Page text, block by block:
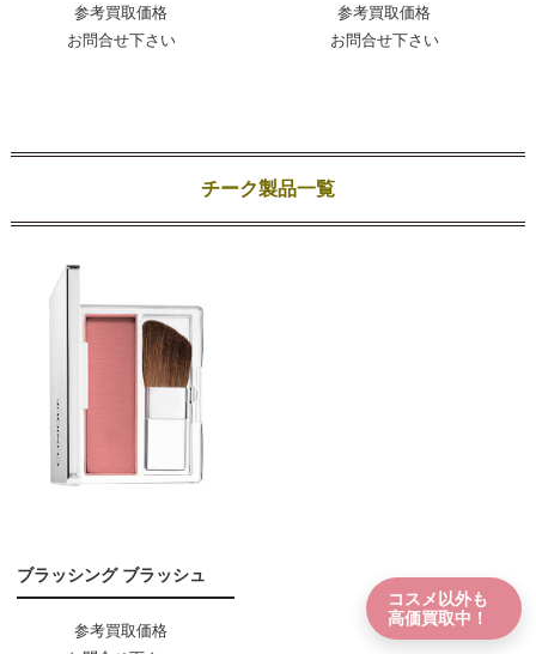
参考買取価格
お問合せ下さい
参考買取価格
お問合せ下さい
チーク製品一覧
ブラッシング ブラッシュ
参考買取価格
コスメ以外も
高価買取中！